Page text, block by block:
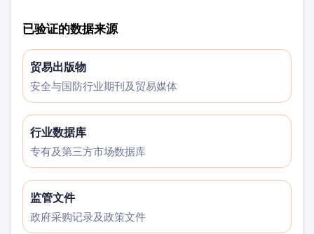
已验证的数据来源
贸易出版物
安全与国防行业期刊及贸易媒体
行业数据库
专有及第三方市场数据库
监管文件
政府采购记录及政策文件